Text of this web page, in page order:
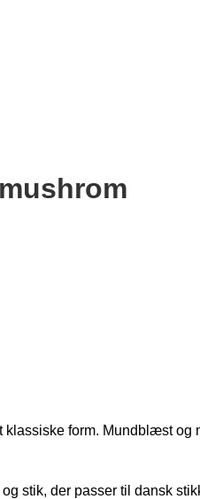
form. Mundblæst og
stik, der passer til dansk